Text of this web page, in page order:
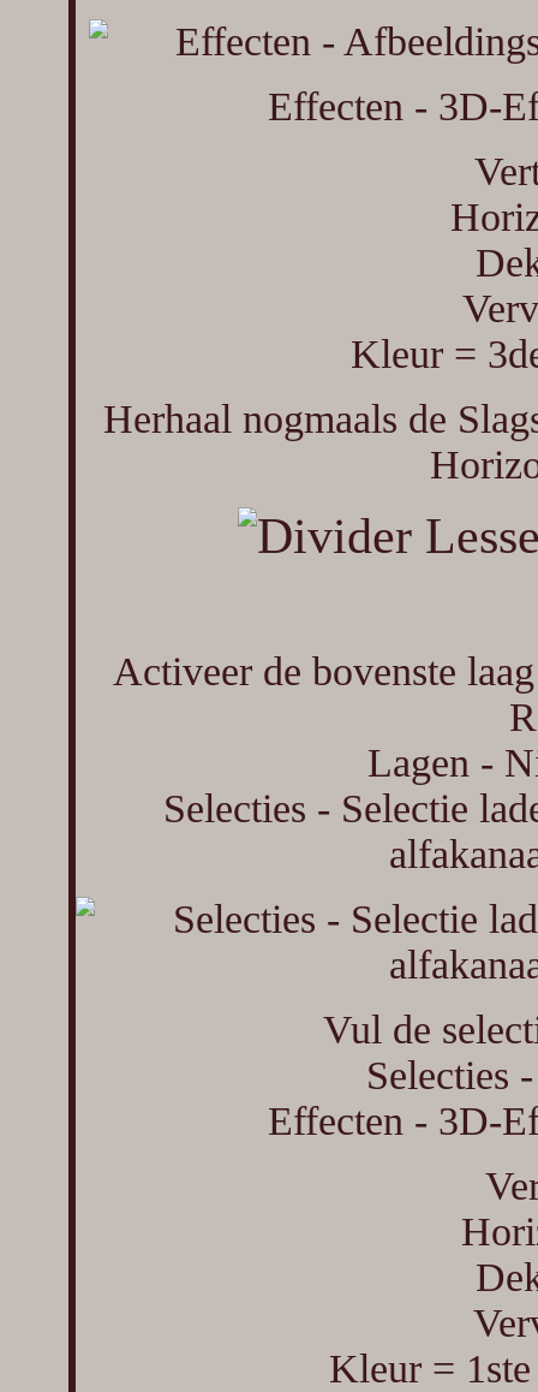
Effecten - 3D-
Kleur =
Herhaal nogmaals de
Activeer de bovenste
Lagen -
Selecties - Selectie
Vul de
Selecties
Effecten - 3D-
Kleur =